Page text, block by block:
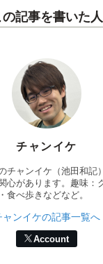
の記事を書いた人
チャンイケ
チャンイケ（池田和記
心があります。趣味：
食べ歩きなどなど。
ャンイケの記事一覧へ
Account